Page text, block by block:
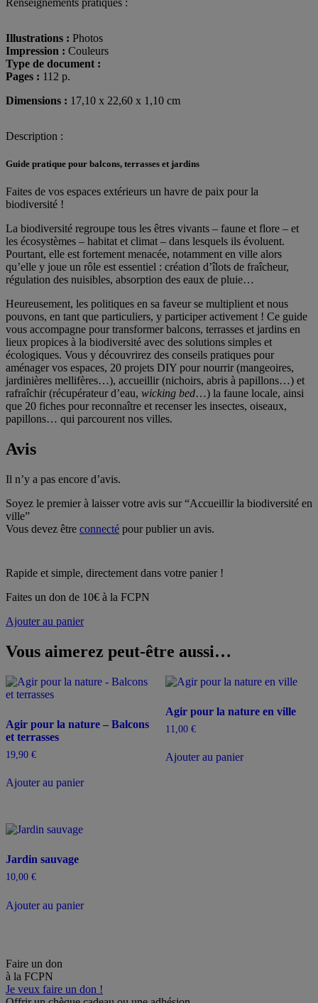
biodiversité
Illustrations : Photos
Impression : Couleurs
Type de document :
Pages : 112 p.
Dimensions : 17,10 x 22,60 x 1,10 cm
Description :
Guide pratique pour balcons, terrasses et jardins
Faites de vos espaces extérieurs un havre de paix pour la
biodiversité !
La biodiversité regroupe tous les êtres vivants – faune et flore – et
les écosystèmes – habitat et climat – dans lesquels ils évoluent.
Pourtant, elle est fortement menacée, notamment en ville alors
qu’elle y joue un rôle est essentiel : création d’îlots de fraîcheur,
régulation des nuisibles, absorption des eaux de pluie…
Heureusement, les politiques en sa faveur se multiplient et nous
pouvons, en tant que particuliers, y participer activement ! Ce guide
vous accompagne pour transformer balcons, terrasses et jardins en
lieux propices à la biodiversité avec des solutions simples et
écologiques. Vous y découvrirez des conseils pratiques pour
aménager vos espaces, 20 projets DIY pour nourrir (mangeoires,
jardinières mellifères…), accueillir (nichoirs, abris à papillons…) et
rafraîchir (récupérateur d’eau, wicking bed…) la faune locale, ainsi
que 20 fiches pour reconnaître et recenser les insectes, oiseaux,
papillons… qui parcourent nos villes.
Avis
Il n’y a pas encore d’avis.
Soyez le premier à laisser votre avis sur “Accueillir la biodiversité en
ville”
Vous devez être connecté pour publier un avis.
Rapide et simple, directement dans votre panier !
Faites un don de 10€ à la FCPN
Ajouter au panier
Vous aimerez peut-être aussi…
Agir pour la nature – Balcons
et terrasses
19,90 €
Ajouter au panier
Agir pour la nature en ville
11,00 €
Ajouter au panier
Jardin sauvage
10,00 €
Ajouter au panier
Faire un don
à la FCPN
Je veux faire un don !